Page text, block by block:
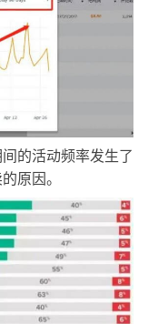
的活动频率发生了
原因。